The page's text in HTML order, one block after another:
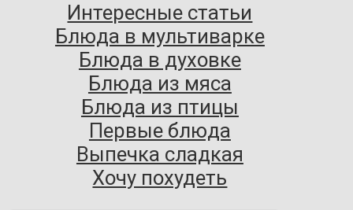
Интересные статьи
Блюда в мультиварке
Блюда в духовке
Блюда из мяса
Блюда из птицы
Первые блюда
Выпечка сладкая
Хочу похудеть